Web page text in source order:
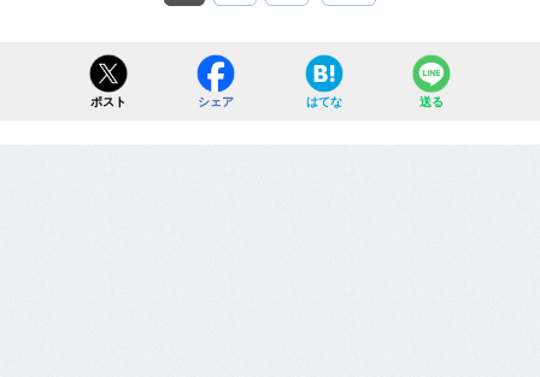
ポスト シェア はてな 送る